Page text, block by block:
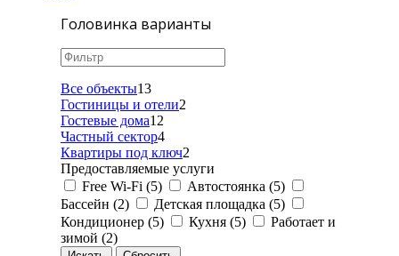
Головинка варианты
Все объекты13
Гостиницы и отели2
Гостевые дома12
Частный сектор4
Квартиры под ключ2
Предоставляемые услуги
Free Wi-Fi (5)
Автостоянка (5)
Бассейн (2)
Детская площадка (5)
Кондиционер (5)
Кухня (5)
Работает и
зимой (2)